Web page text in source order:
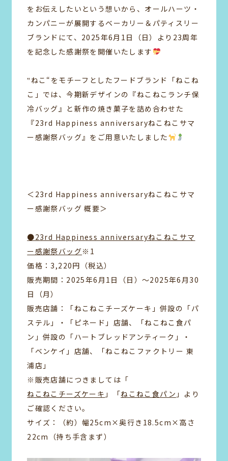
をお伝えしたいという想いから、オールハーツ・
カンパニーが展開するベーカリー＆パティスリー
ブランドにて、2025年6月1日（日）より23周年
を記念した感謝祭を開催いたします
‟ねこ“をモチーフとしたフードブランド「ねこね
こ」では、今期新デザインの『ねこねこランチ保
冷バッグ』と新作の焼き菓子を詰め合わせた
『23rd Happiness anniversaryねこねこサマ
ー感謝祭バッグ』をご用意いたしました
＜23rd Happiness anniversaryねこねこサマ
ー感謝祭バッグ 概要＞
●23rd Happiness anniversaryねこねこサマ
ー感謝祭バッグ※1
価格：3,220円（税込）
販売期間：2025年6月1日（日）〜2025年6月30
日（月）
販売店舗：「ねこねこチーズケーキ」併設の「パ
ステル」・「ピネード」店舗、「ねこねこ食パ
ン」併設の「ハートブレッドアンティーク」・
「ベンケイ」店舗、「ねこねこファクトリー 東
浦店」
※販売店舗につきましては「
ねこねこチーズケーキ 」「ねこねこ食パン 」より
ご確認ください。
サイズ：（約）幅25cm×奥行き18.5cm×高さ
22cm（持ち手含まず）